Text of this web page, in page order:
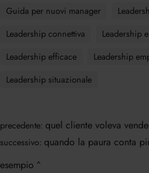
Guida per nuovi manager
Leadership connettiva
Leadership
Leadership efficace
Leadership
Leadership situazionale
precedente: quel cliente voleva
successivo: quando la paura conta
esempio